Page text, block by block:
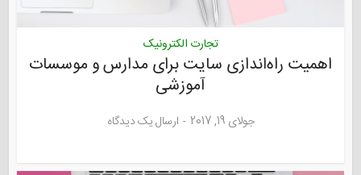
تجارت الکترونیک
اهمیت راه‌اندازی سایت برای مدارس و موسسات
آموزشی
جولای 19, 2017 ارسال یک دیدگاه